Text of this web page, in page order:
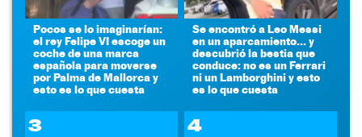
Pocos se lo imaginarían:
el rey Felipe VI escoge un
coche de una marca
española para moverse
por Palma de Mallorca y
esto es lo que cuesta
Se encontró a Leo Messi
en un aparcamiento... y
descubrió la bestia que
conduce: no es un Ferrari
ni un Lamborghini y esto
es lo que cuesta
3 4